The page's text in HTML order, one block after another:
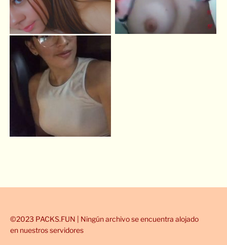
©2023 PACKS.FUN | Ningún archivo se encuentra alojado
en nuestros servidores